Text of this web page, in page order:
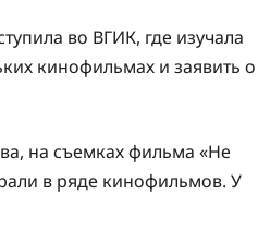
во ВГИК, где изучала
кинофильмах и заявить о
на съемках фильма «Не
в ряде кинофильмов. У